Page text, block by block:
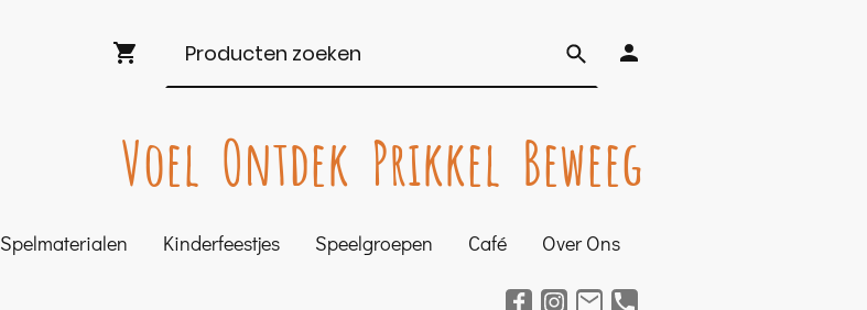
Voel Ontdek Prikkel Beweeg
Spelmaterialen Kinderfeestjes Speelgroepen Café Over Ons